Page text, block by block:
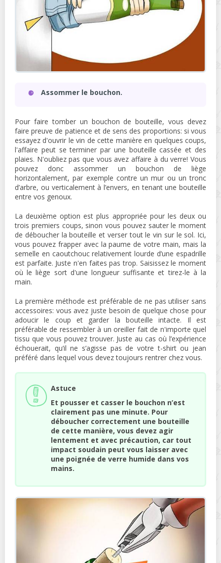
Assommer le bouchon.
Pour faire tomber un bouchon de bouteille, vous devez
faire preuve de patience et de sens des proportions: si vous
essayez d'ouvrir le vin de cette manière en quelques coups,
l'affaire peut se terminer par une bouteille cassée et des
plaies. N'oubliez pas que vous avez affaire à du verre! Vous
pouvez donc assommer un bouchon de liège
horizontalement, par exemple contre un mur ou un tronc
d’arbre, ou verticalement à l’envers, en tenant une bouteille
entre vos genoux.
La deuxième option est plus appropriée pour les deux ou
trois premiers coups, sinon vous pouvez sauter le moment
de déboucher la bouteille et verser tout le vin sur le sol. Ici,
vous pouvez frapper avec la paume de votre main, mais la
semelle en caoutchouc relativement lourde d’une espadrille
est parfaite. Juste n'en faites pas trop. Saisissez le moment
où le liège sort d'une longueur suffisante et tirez-le à la
main.
La première méthode est préférable de ne pas utiliser sans
accessoires: vous avez juste besoin de quelque chose pour
adoucir le coup et garder la bouteille intacte. Il est
préférable de ressembler à un oreiller fait de n'importe quel
tissu que vous pouvez trouver. Juste au cas où l’expérience
échouerait, qu’il ne s’agisse pas de votre t-shirt ou jean
préféré dans lequel vous devez toujours rentrer chez vous.
Astuce
Et pousser et casser le bouchon n’est
clairement pas une minute. Pour
déboucher correctement une bouteille
de cette manière, vous devez agir
lentement et avec précaution, car tout
impact soudain peut vous laisser avec
une poignée de verre humide dans vos
mains.